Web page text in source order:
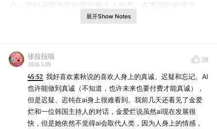
心，同时还因为它和我们每个人有关：在不同的处境当
中，普通人活成了怎样的面貌。
更新的是杨素秋主讲的非虚构书单《
恼》。我们想聊聊关于真实故事的力量，为什么这十年非
虚构写作显得异常繁荣？相比名人，大家更爱看普通人的
故事了吗？相关现象的背后反映了怎样的社会变迁和社会
心态转变？我邀请杨素秋和袁长庚两位老师一起，聊了聊
他们的观察和思考。
展开Show Notes
张拉拉啦
2026.5.09
28
45:52 我好喜欢素秋说的喜欢人身上的真诚、迟疑和忘记。AI
也许能做到真诚（不知道，也许未来也要付费才能真诚），
但是迟疑、迟钝在ai身上很难看到。我前几天还看见了金爱
烂和一位韩国主持人的对话，金爱烂说虽然ai现在发展很
快，但是她依然不觉得ai会取代人类，因为人身上的情感，